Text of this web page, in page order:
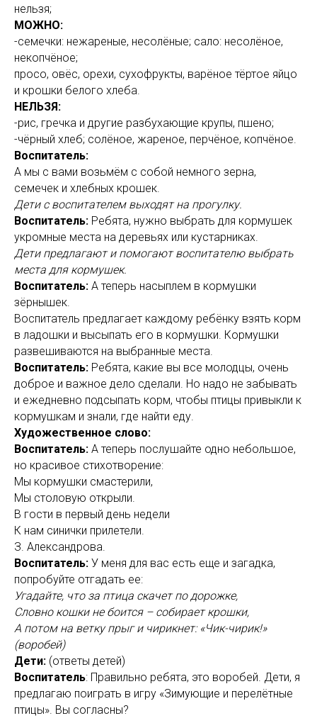
нельзя;
МОЖНО:
-семечки: нежареные, несолёные; сало: несолёное,
некопчёное;
просо, овёс, орехи, сухофрукты, варёное тёртое яйцо
и крошки белого хлеба.
НЕЛЬЗЯ:
-рис, гречка и другие разбухающие крупы, пшено;
-чёрный хлеб; солёное, жареное, перчёное, копчёное.
Воспитатель:
А мы с вами возьмём с собой немного зерна,
семечек и хлебных крошек.
Дети с воспитателем выходят на прогулку.
Воспитатель: Ребята, нужно выбрать для кормушек
укромные места на деревьях или кустарниках.
Дети предлагают и помогают воспитателю выбрать
места для кормушек.
Воспитатель: А теперь насыплем в кормушки
зёрнышек.
Воспитатель предлагает каждому ребёнку взять корм
в ладошки и высыпать его в кормушки. Кормушки
развешиваются на выбранные места.
Воспитатель: Ребята, какие вы все молодцы, очень
доброе и важное дело сделали. Но надо не забывать
и ежедневно подсыпать корм, чтобы птицы привыкли к
кормушкам и знали, где найти еду.
Художественное слово:
Воспитатель: А теперь послушайте одно небольшое,
но красивое стихотворение:
Мы кормушки смастерили,
Мы столовую открыли.
В гости в первый день недели
К нам синички прилетели.
З. Александрова.
Воспитатель: У меня для вас есть еще и загадка,
попробуйте отгадать ее:
Угадайте, что за птица скачет по дорожке,
Словно кошки не боится – собирает крошки,
А потом на ветку прыг и чирикнет: «Чик-чирик!»
(воробей)
Дети: (ответы детей)
Воспитатель: Правильно ребята, это воробей. Дети, я
предлагаю поиграть в игру «Зимующие и перелётные
птицы». Вы согласны?